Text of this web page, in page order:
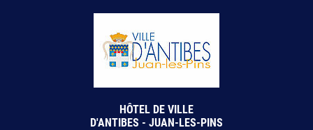
HÔTEL DE VILLE
D'ANTIBES - JUAN-LES-PINS